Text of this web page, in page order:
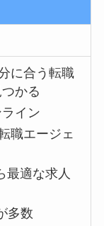
に合う転職
かる
イン
職エージェ
最適な求人
多数